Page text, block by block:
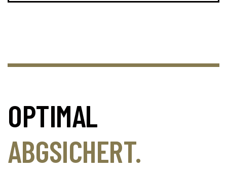
OPTIMAL
ABGSICHERT.